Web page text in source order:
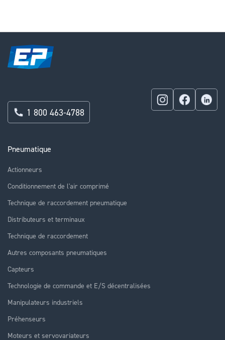
Pneumatique
Actionneurs
Conditionnement de l'air comprimé
Technique de raccordement pneumatique
Distributeurs et terminaux
Technique de raccordement
Autres composants pneumatiques
Capteurs
Technologie de commande et E/S décentralisées
Manipulateurs industriels
Préhenseurs
Moteurs et servovariateurs
1 800 463-4788